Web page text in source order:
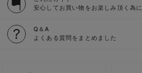
安心してお買い物をお楽しみ頂く為に
Q＆A
よくある質問をまとめました